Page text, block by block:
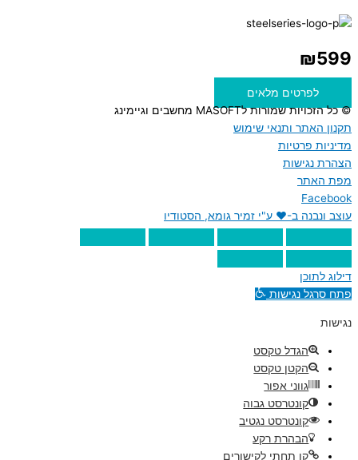
₪599
לפרטים מלאים
© כל הזכויות שמורות לMASOFT מחשבים וגיימינג
תקנון האתר ותנאי שימוש
מדיניות פרטיות
הצהרת נגישות
מפת האתר
Facebook
עוצב ונבנה ב-♥︎ ע"י זמיר גומא, הסטודיו
דילוג לתוכן
פתח סרגל נגישות
נגישות
הגדל טקסט
הקטן טקסט
גווני אפור
קונטרסט גבוה
קונטרסט נגטיב
הבהרת רקע
קו תחתי לקישורים